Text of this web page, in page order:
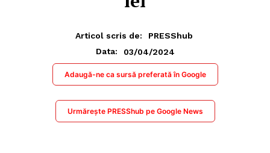
Articol scris de:
PRESShub
Data:
03/04/2024
Adaugă-ne ca sursă preferată în Google
Urmărește PRESShub pe Google News